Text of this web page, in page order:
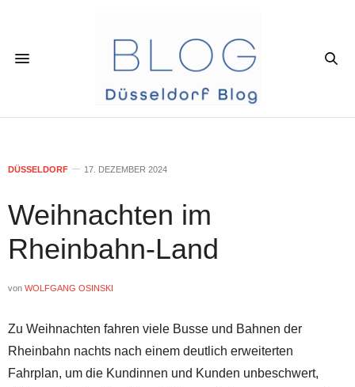
DÜSSELDORF 17. DEZEMBER 2024
Weihnachten im
Rheinbahn-Land
von WOLFGANG OSINSKI
Zu Weihnachten fahren viele Busse und Bahnen der
Rheinbahn nachts nach einem deutlich erweiterten
Fahrplan, um die Kundinnen und Kunden unbeschwert,